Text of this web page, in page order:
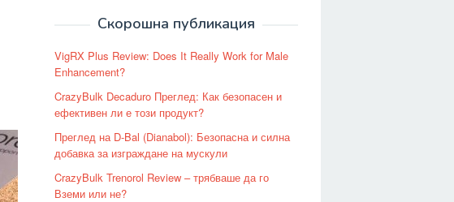
Скорошна публикация
VigRX Plus Review: Does It Really Work for Male
Enhancement?
CrazyBulk Decaduro Преглед: Как безопасен и
ефективен ли е този продукт?
Преглед на D-Bal (Dianabol): Безопасна и силна
добавка за изграждане на мускули
CrazyBulk Trenorol Review – трябваше да го
Вземи или не?